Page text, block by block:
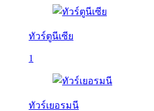
ทัวร์ตูนีเซีย
1
ทัวร์เยอรมนี